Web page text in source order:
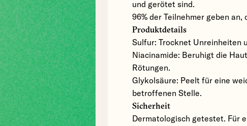
und gerötet sind.
96% der Teilnehmer geben
Produktdetails
Sulfur: Trocknet Unreinheiten
Niacinamide: Beruhigt die
Rötungen.
Glykolsäure: Peelt für eine
betroffenen Stelle.
Sicherheit
Dermatologisch getestet. Für